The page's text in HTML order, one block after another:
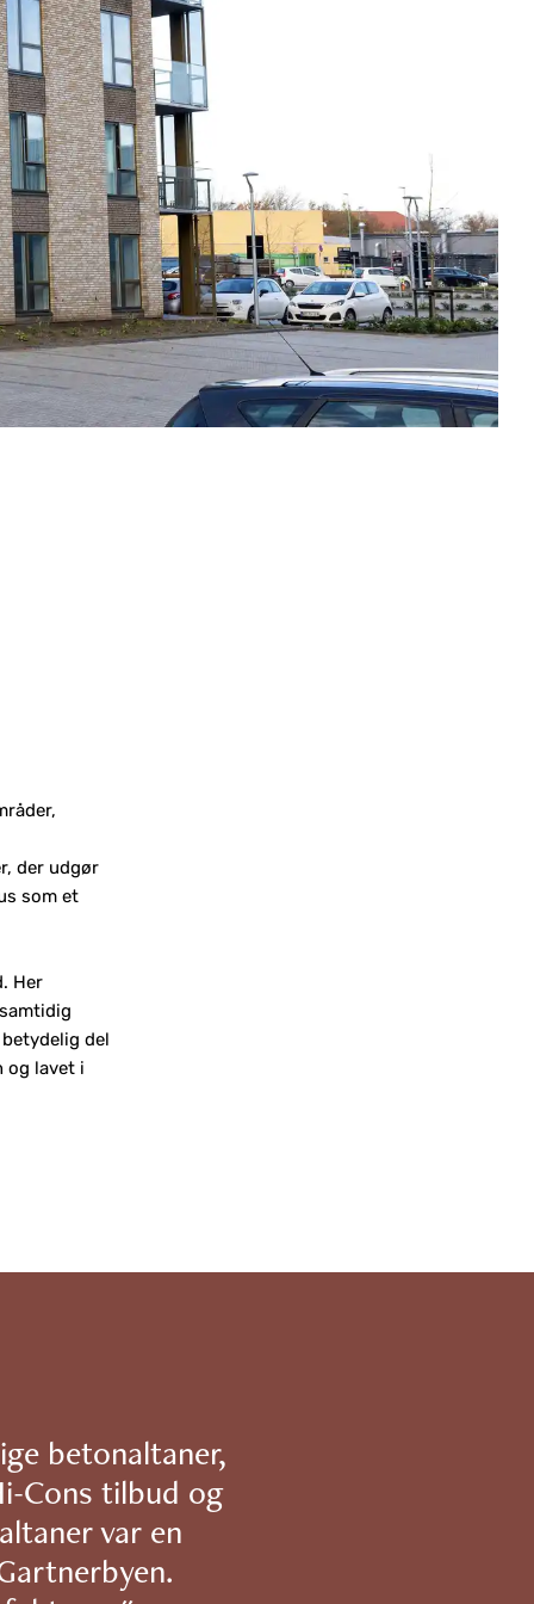
der udgør
som et
Her
del
og lavet i
betonaltaner,
Cons tilbud og
var en